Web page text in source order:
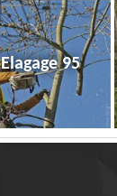
Elagage 95